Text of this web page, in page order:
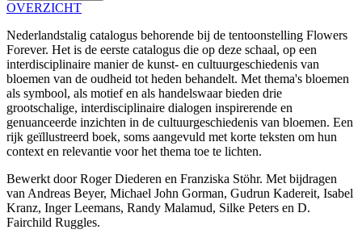
OVERZICHT
Nederlandstalig catalogus behorende bij de tentoonstelling Flowers
Forever. Het is de eerste catalogus die op deze schaal, op een
interdisciplinaire manier de kunst- en cultuurgeschiedenis van
bloemen van de oudheid tot heden behandelt. Met thema's bloemen
als symbool, als motief en als handelswaar bieden drie
grootschalige, interdisciplinaire dialogen inspirerende en
genuanceerde inzichten in de cultuurgeschiedenis van bloemen. Een
rijk geïllustreerd boek, soms aangevuld met korte teksten om hun
context en relevantie voor het thema toe te lichten.
Bewerkt door Roger Diederen en Franziska Stöhr. Met bijdragen
van Andreas Beyer, Michael John Gorman, Gudrun Kadereit, Isabel
Kranz, Inger Leemans, Randy Malamud, Silke Peters en D.
Fairchild Ruggles.